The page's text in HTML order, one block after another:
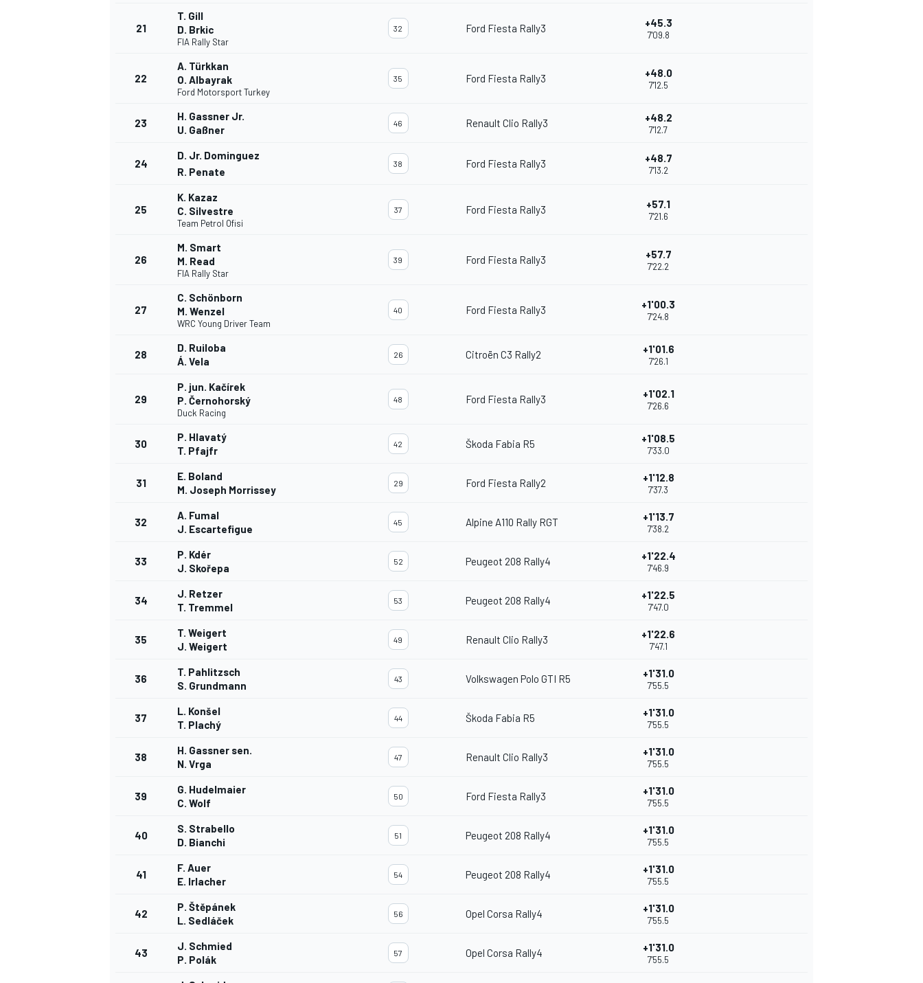
21
T. Gill
D. Brkic
FIA Rally Star
32 Ford Fiesta Rally3 +45.3
7'09.8
22
A. Türkkan
O. Albayrak
Ford Motorsport Turkey
35 Ford Fiesta Rally3 +48.0
7'12.5
23
H. Gassner Jr.
U. Gaßner
46 Renault Clio Rally3 +48.2
7'12.7
24
D. Jr. Dominguez
R. Penate
38 Ford Fiesta Rally3 +48.7
7'13.2
25
K. Kazaz
C. Silvestre
Team Petrol Ofisi
37 Ford Fiesta Rally3 +57.1
7'21.6
26
M. Smart
M. Read
FIA Rally Star
39 Ford Fiesta Rally3 +57.7
7'22.2
27
C. Schönborn
M. Wenzel
WRC Young Driver Team
40 Ford Fiesta Rally3 +1'00.3
7'24.8
28
D. Ruiloba
Á. Vela
26 Citroën C3 Rally2 +1'01.6
7'26.1
29
P. jun. Kačírek
P. Černohorský
Duck Racing
48 Ford Fiesta Rally3 +1'02.1
7'26.6
30
P. Hlavatý
T. Pfajfr
42 Škoda Fabia R5 +1'08.5
7'33.0
31
E. Boland
M. Joseph Morrissey
29 Ford Fiesta Rally2 +1'12.8
7'37.3
32
A. Fumal
J. Escartefigue
45 Alpine A110 Rally RGT +1'13.7
7'38.2
33
P. Kdér
J. Skořepa
52 Peugeot 208 Rally4 +1'22.4
7'46.9
34
J. Retzer
T. Tremmel
53 Peugeot 208 Rally4 +1'22.5
7'47.0
35
T. Weigert
J. Weigert
49 Renault Clio Rally3 +1'22.6
7'47.1
36
T. Pahlitzsch
S. Grundmann
43 Volkswagen Polo GTI R5 +1'31.0
7'55.5
37
L. Konšel
T. Plachý
44 Škoda Fabia R5 +1'31.0
7'55.5
38
H. Gassner sen.
N. Vrga
47 Renault Clio Rally3 +1'31.0
7'55.5
39
G. Hudelmaier
C. Wolf
50 Ford Fiesta Rally3 +1'31.0
7'55.5
40
S. Strabello
D. Bianchi
51 Peugeot 208 Rally4 +1'31.0
7'55.5
41
F. Auer
E. Irlacher
54 Peugeot 208 Rally4 +1'31.0
7'55.5
42
P. Štěpánek
L. Sedláček
56 Opel Corsa Rally4 +1'31.0
7'55.5
43
J. Schmied
P. Polák
57 Opel Corsa Rally4 +1'31.0
7'55.5